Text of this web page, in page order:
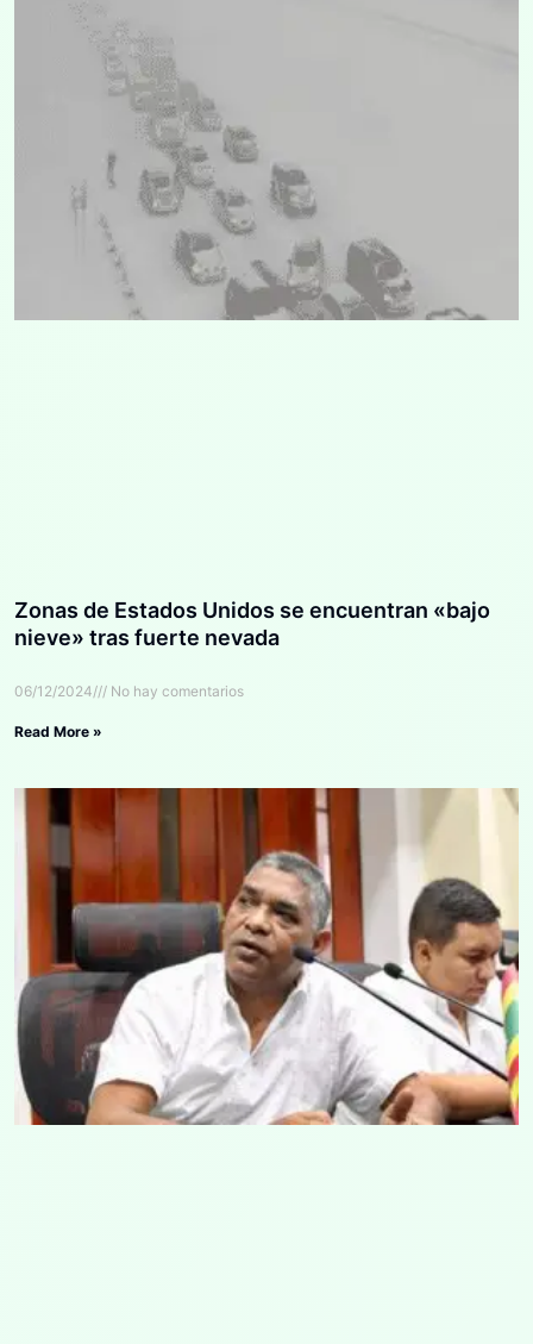
Zonas de Estados Unidos se encuentran «bajo
nieve» tras fuerte nevada
06/12/2024 No hay comentarios
Read More »